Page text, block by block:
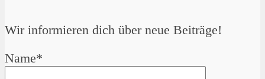
Wir informieren dich über neue Beiträge!
Name*